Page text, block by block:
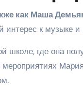
как Маша
интерес к музыке
школе, где она